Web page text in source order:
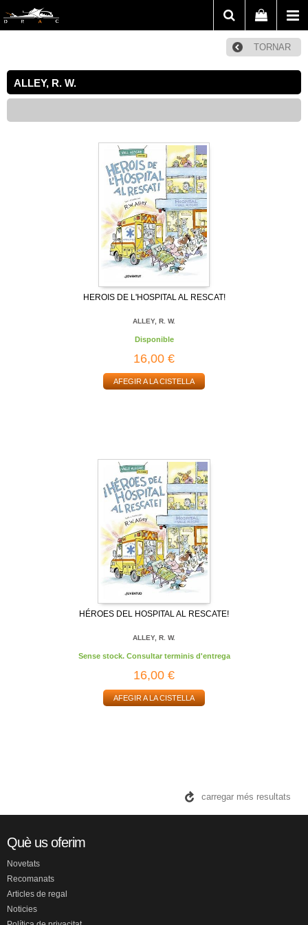
TORNAR
ALLEY, R. W.
HEROIS DE L'HOSPITAL AL RESCAT!
ALLEY, R. W.
Disponible
16,00 €
AFEGIR A LA CISTELLA
HÉROES DEL HOSPITAL AL RESCATE!
ALLEY, R. W.
Sense stock. Consultar terminis d'entrega
16,00 €
AFEGIR A LA CISTELLA
carregar més resultats
Què us oferim
Novetats
Recomanats
Articles de regal
Noticies